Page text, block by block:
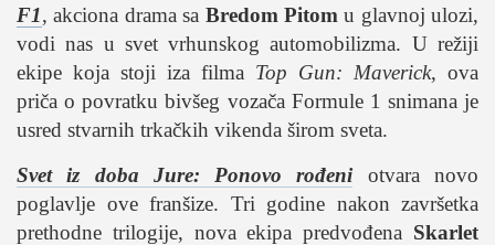
sdl podkast
STUDENTSKI DNEVNI LIST
o nama
impresum
kontakt
F1, akciona drama sa Bredom Pitom u glavnoj ulozi,
vodi nas u svet vrhunskog automobilizma. U režiji
ekipe koja stoji iza filma Top Gun: Maverick, ova
priča o povratku bivšeg vozača Formule 1 snimana je
usred stvarnih trkačkih vikenda širom sveta.
Svet iz doba Jure: Ponovo rođeniotvara novo
poglavlje ove franšize. Tri godine nakon završetka
prethodne trilogije, nova ekipa predvođena Skarlet